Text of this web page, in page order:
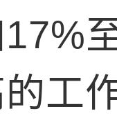
工